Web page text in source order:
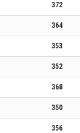
372
364
353
352
368
350
356